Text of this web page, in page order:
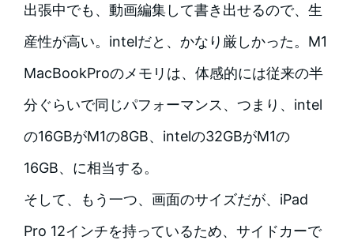
出張中でも、動画編集して書き出せるので、生
産性が高い。intelだと、かなり厳しかった。M1
MacBookProのメモリは、体感的には従来の半
分ぐらいで同じパフォーマンス、つまり、intel
の16GBがM1の8GB、intelの32GBがM1の
16GB、に相当する。
そして、もう一つ、画面のサイズだが、iPad
Pro 12インチを持っているため、サイドカーで